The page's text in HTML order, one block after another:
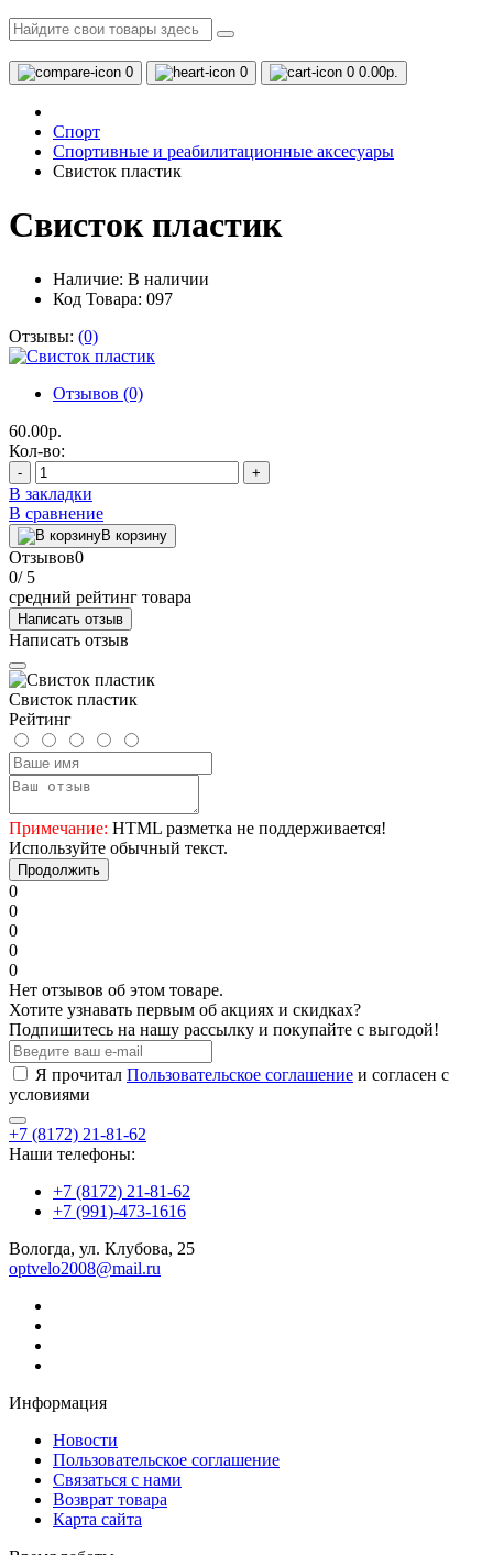
0 0 0 0.00р.
Спорт
Спортивные и реабилитационные аксесуары
Свисток пластик
Свисток пластик
Наличие: В наличии
Код Товара: 097
Отзывы: (0)
Отзывов (0)
60.00р.
Кол-во:
- +
В закладки
В сравнение
В корзину
Отзывов0
0/ 5
средний рейтинг товара
Написать отзыв
Написать отзыв
Свисток пластик
Рейтинг
Примечание: HTML разметка не поддерживается!
Используйте обычный текст.
Продолжить
0
0
0
0
0
Нет отзывов об этом товаре.
Хотите узнавать первым об акциях и скидках?
Подпишитесь на нашу рассылку и покупайте с выгодой!
Я прочитал Пользовательское соглашение и согласен с
условиями
+7 (8172) 21-81-62
Наши телефоны:
+7 (8172) 21-81-62
+7 (991)-473-1616
Вологда, ул. Клубова, 25
optvelo2008@mail.ru
Информация
Новости
Пользовательское соглашение
Связаться с нами
Возврат товара
Карта сайта